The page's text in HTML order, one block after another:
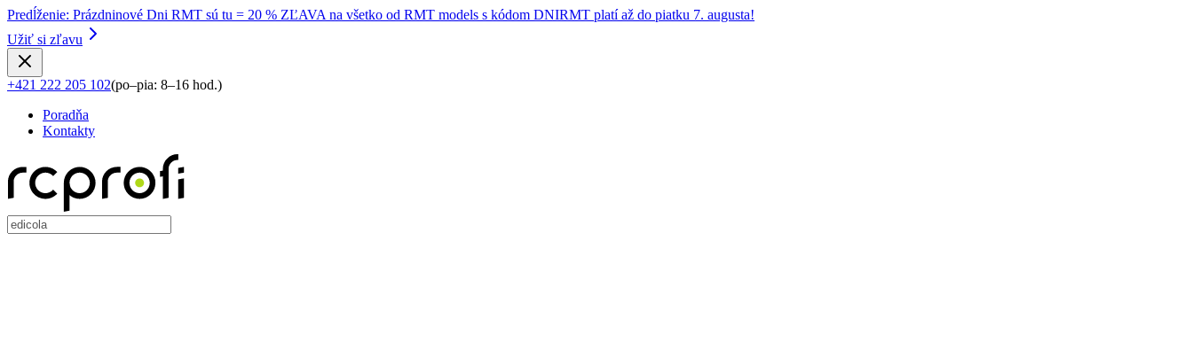
Predĺženie: Prázdninové Dni RMT sú tu = 20 % ZĽAVA na všetko od RMT models s kódom DNIRMT platí až do piatku 7. augusta!
Užiť si zľavu
+421 222 205 102(po–pia: 8–16 hod.)
Poradňa
Kontakty